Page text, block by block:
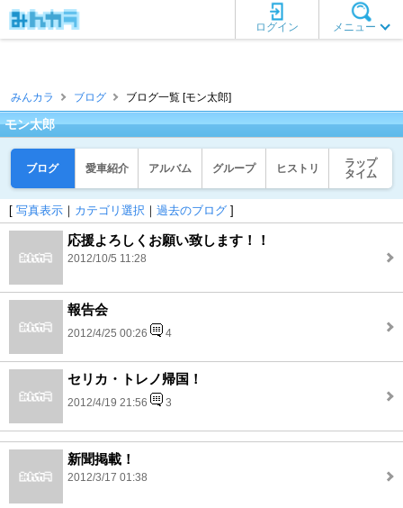
メニュー
ログイン
みんカラ ブログ ブログ一覧 [モン太郎]
モン太郎
ブログ 愛車紹介 アルバム グループ ヒストリ
ラップ
タイム
[ 写真表示 ｜ カテゴリ選択 ｜ 過去のブログ ]
応援よろしくお願い致します！！
2012/10/5 11:28
報告会
2012/4/25 00:26 4
セリカ・トレノ帰国！
2012/4/19 21:56 3
新聞掲載！
2012/3/17 01:38